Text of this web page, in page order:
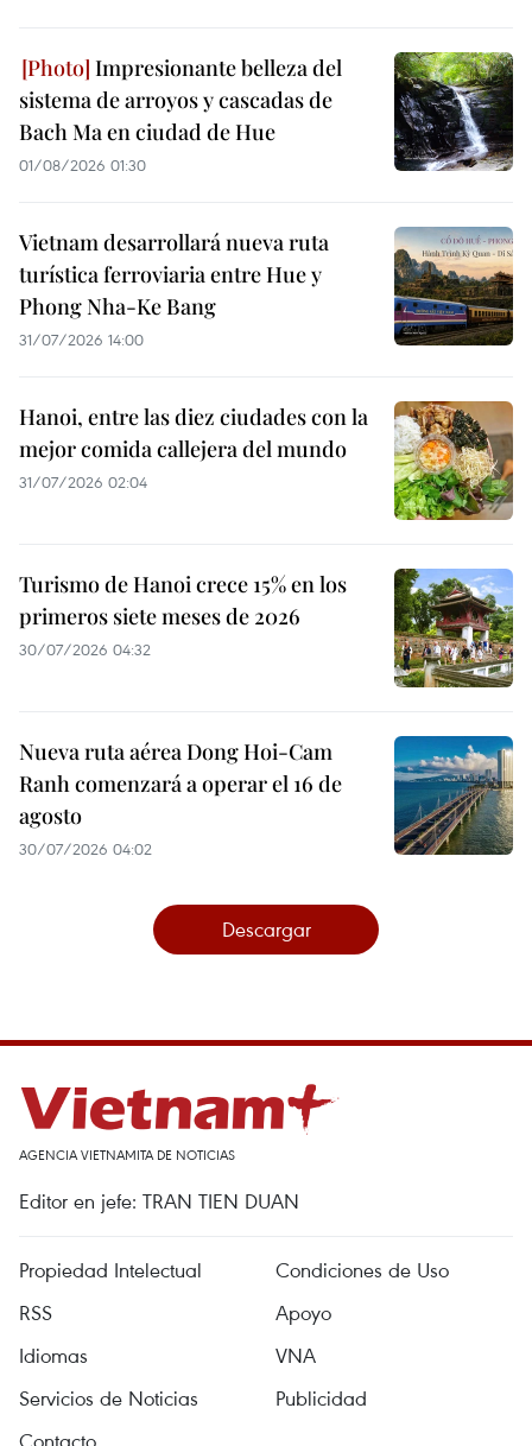
Impresionante belleza del
sistema de arroyos y cascadas de
Bach Ma en ciudad de Hue
01/08/2026 01:30
Vietnam desarrollará nueva ruta
turística ferroviaria entre Hue y
Phong Nha-Ke Bang
31/07/2026 14:00
Hanoi, entre las diez ciudades con la
mejor comida callejera del mundo
31/07/2026 02:04
Turismo de Hanoi crece 15% en los
primeros siete meses de 2026
30/07/2026 04:32
Nueva ruta aérea Dong Hoi-Cam
Ranh comenzará a operar el 16 de
agosto
30/07/2026 04:02
Descargar
AGENCIA VIETNAMITA DE NOTICIAS
Editor en jefe: TRAN TIEN DUAN
Propiedad Intelectual
Condiciones de Uso
RSS
Apoyo
Idiomas
VNA
Servicios de Noticias
Publicidad